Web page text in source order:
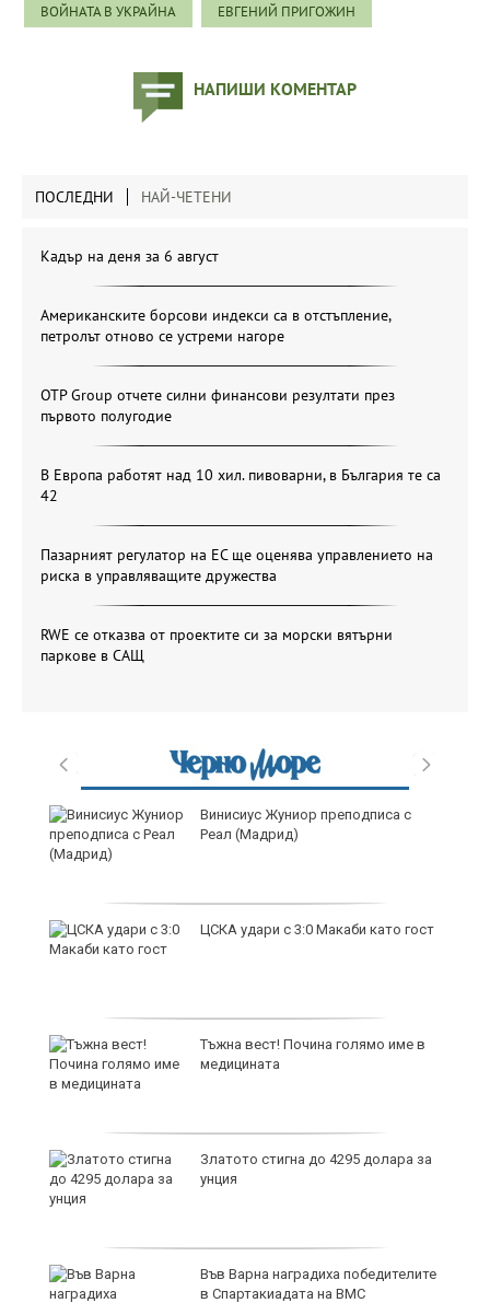
ВОЙНАТА В УКРАЙНА ЕВГЕНИЙ ПРИГОЖИН
НАПИШИ КОМЕНТАР
ПОСЛЕДНИ НАЙ-ЧЕТЕНИ
Кадър на деня за 6 август
Американските борсови индекси са в отстъпление,
петролът отново се устреми нагоре
OTP Group отчете силни финансови резултати през
първото полугодие
В Европа работят над 10 хил. пивоварни, в България те са
42
Пазарният регулатор на ЕС ще оценява управлението на
риска в управляващите дружества
RWE се отказва от проектите си за морски вятърни
паркове в САЩ
продава, Двустаен апартамент, 59
m2 София, Люлин 3, 117000 EUR
продава, Тристаен апартамент, 89
продава, Тристаен апартамент, 116
m2 София, Манастирски ливади
продава, Двустаен апартамент, 68
m2 София, Дружба 1, 167900 EUR
дава под наем, Двустаен
апартамент, 70 m2 София,